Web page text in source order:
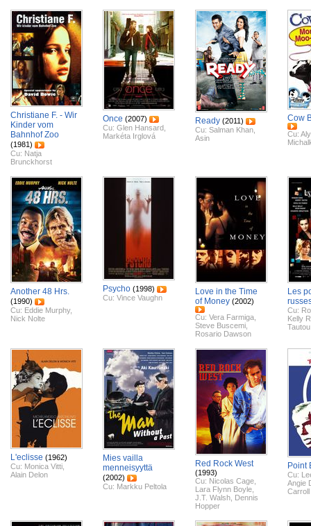
Christiane F. - Wir
Kinder vom
Bahnhof Zoo
(1981)
Cu: Natja
Brunckhorst
Once (2007)
Cu: Glen Hansard
Markéta Irglová
Ready (2011)
Cu: Salman Khan
Asin
Cow
Cu:
Another 48 Hrs.
(1990)
Cu: Eddie Murphy,
Nick Nolte
Psycho (1998)
Cu: Vince Vaughn
Love in the Time
of Money (2002)
Cu: Vera Farmiga
Steve Buscemi
Rosario Dawson
Les
Cu:
Kelly
Tautou
L'eclisse (1962)
Cu: Monica Vitti
Alain Delon
Mies vailla
menneisyyttä
(2002)
Cu: Markku Peltola
Red Rock West
(1993)
Cu: Nicolas Cage
Lara Flynn Boyle
J.T. Walsh Dennis
Hopper
Point
Cu:
Angie